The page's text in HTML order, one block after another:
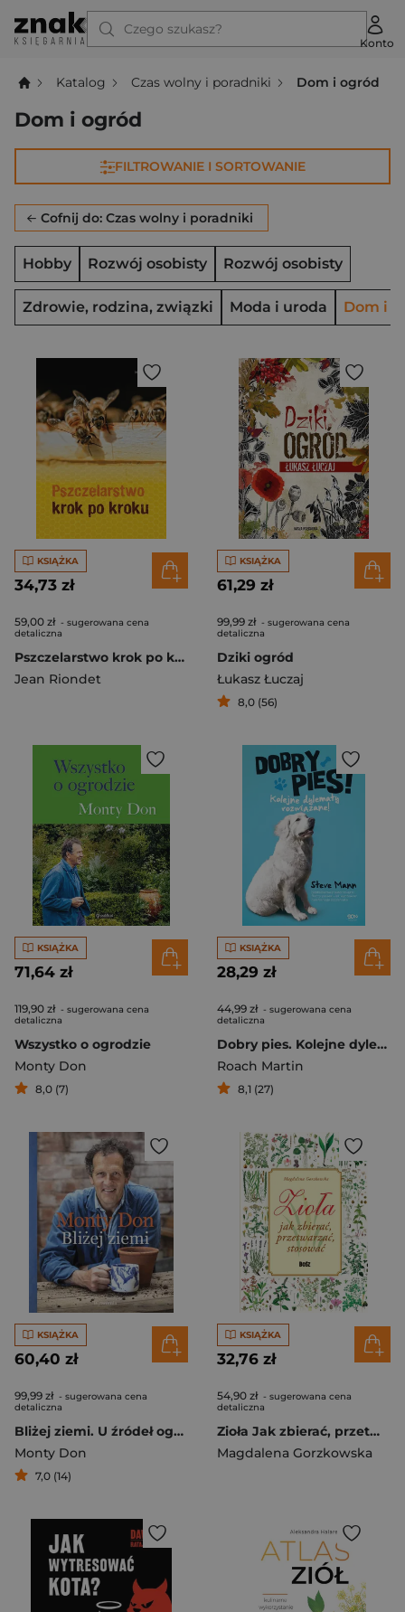
Czego szukasz?
Konto
Katalog Czas wolny i poradniki Dom i ogród
Dom i ogród
FILTROWANIE I SORTOWANIE
Cofnij do: Czas wolny i poradniki
Hobby Rozwój osobisty Rozwój osobisty
Zdrowie, rodzina, związki Moda i uroda Dom i
KSIĄŻKA
34,73 zł
59,00 zł - sugerowana cena
detaliczna
Pszczelarstwo krok po kroku Pszczelarstwo krok po kroku
Jean Riondet
KSIĄŻKA
61,29 zł
99,99 zł - sugerowana cena
detaliczna
Dziki ogród
Łukasz Łuczaj
8,0 (56)
KSIĄŻKA
71,64 zł
119,90 zł - sugerowana cena
detaliczna
Wszystko o ogrodzie
Monty Don
8,0 (7)
KSIĄŻKA
28,29 zł
44,99 zł - sugerowana cena
detaliczna
Dobry pies. Kolejne dylematy rozwiązane!
Roach Martin
8,1 (27)
KSIĄŻKA
60,40 zł
99,99 zł - sugerowana cena
detaliczna
Bliżej ziemi. U źródeł ogrodniczej wiedzy
Monty Don
7,0 (14)
KSIĄŻKA
32,76 zł
54,90 zł - sugerowana cena
detaliczna
Zioła Jak zbierać, przetwarzać, stosować
Magdalena Gorzkowska